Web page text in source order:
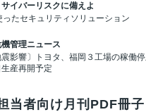
イバーリスクに備えよ
ったセキュリティソリューション
管理ニュース
震影響〕トヨタ、福岡３工場の稼働
生産再開予定
当者向け月刊PDF冊子